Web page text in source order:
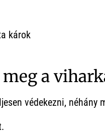
károk
a
védekezni, néhány